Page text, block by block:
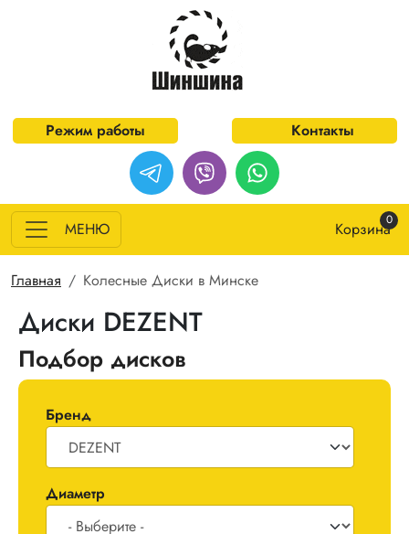
Перейти к основному содержанию
Режим работы Контакты
МЕНЮ Корзина0
Строка навигации
Главная Колесные Диски в Минске
Диски DEZENT
Подбор дисков
Бренд
Диаметр